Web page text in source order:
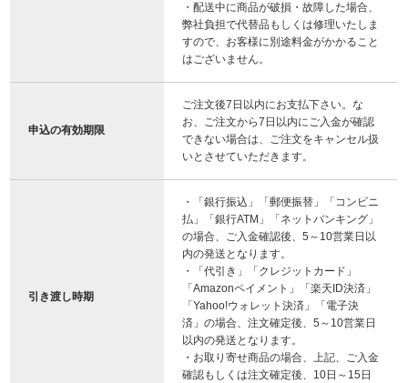
・配送中に商品が破損・故障した場合、
弊社負担で代替品もしくは修理いたしま
すので、お客様に別途料金がかかること
はございません。
申込の有効期限
ご注文後7日以内にお支払下さい。な
お、ご注文から7日以内にご入金が確認
できない場合は、ご注文をキャンセル扱
いとさせていただきます。
引き渡し時期
・「銀行振込」「郵便振替」「コンビニ
払」「銀行ATM」「ネットバンキング」
の場合、ご入金確認後、5～10営業日以
内の発送となります。
・「代引き」「クレジットカード」
「Amazonペイメント」「楽天ID決済」
「Yahoo!ウォレット決済」「電子決
済」の場合、注文確定後、5～10営業日
以内の発送となります。
・お取り寄せ商品の場合、上記、ご入金
確認もしくは注文確定後、10日～15日